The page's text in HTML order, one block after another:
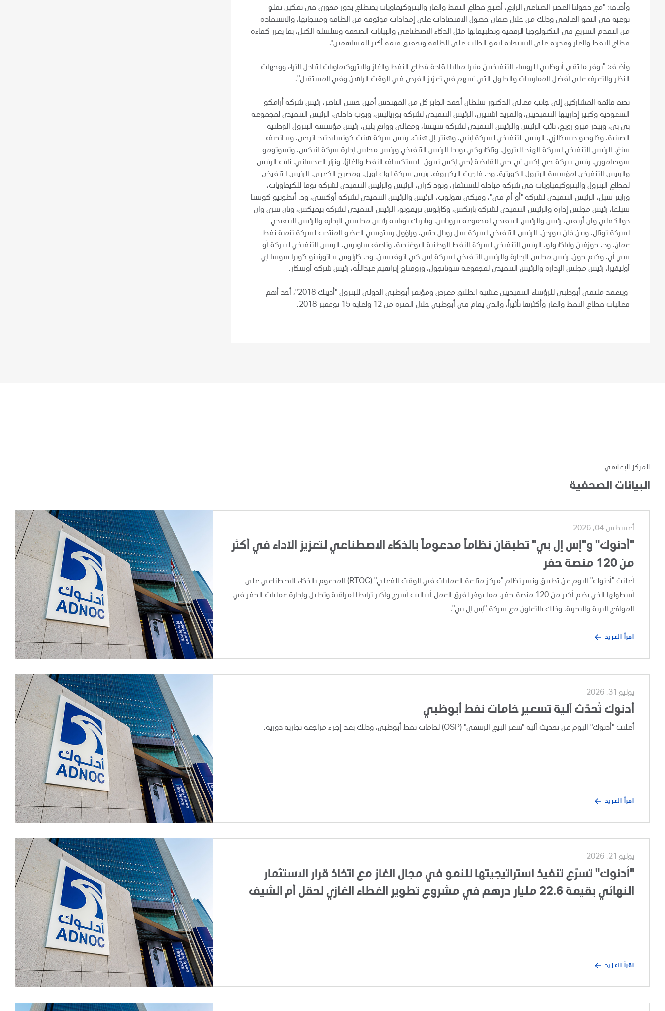
وأضاف: "مع دخولنا العصر الصناعي الرابع، أصبح قطاع النفط والغاز والبتروكيماويات يضطلع بدورٍ محوري في تمكينِ نقلةٍ
نوعية في النمو العالمي وذلك من خلال ضمان حصول الاقتصادات على إمدادات موثوقة من الطاقة ومنتجاتها، والاستفادة
من التقدم السريع في التكنولوجيا الرقمية وتطبيقاتها مثل الذكاء الاصطناعي والبيانات الضخمة وسلسلة الكتل، بما يعزز كفاءة
قطاع النفط والغاز وقدرته على الاستجابة لنمو الطلب على الطاقة وتحقيق قيمة أكبر للمساهمين".
وأضاف: "يوفر ملتقى أبوظبي للرؤساء التنفيذيين منبراً مثالياً لقادة قطاع النفط والغاز والبتروكيماويات لتبادل الآراء ووجهات
النظر والتعرف على أفضل الممارسات والحلول التي تسهم في تعزيز الفرص في الوقت الراهن وفي المستقبل".
تضم قائمة المشاركين إلى جانب معالي الدكتور سلطان أحمد الجابر كل من المهندس أمين حسن الناصر، رئيس شركة أرامكو
السعودية وكبير إدارييها التنفيذيين، والفريد اشتيرن، الرئيس التنفيذي لشركة بورياليس، وبوب دادلي، الرئيس التنفيذي لمجموعة
بي بي، وبيدر ميرو رويج، نائب الرئيس والرئيس التنفيذي لشركة سيبسا، ومعالي ووانغ يلين، رئيس مؤسسة البترول الوطنية
الصينية، وكلوديو ديسكالزي، الرئيس التنفيذي لشركة إيني، وهنتر إل هنت، رئيس شركة هنت كونسليدتيد انرجى، وسانجيف
سنغ، الرئيس التنفيذي لشركة الهند للبترول، وتاكايوكي يويدا الرئيس التنفيذي ورئيس مجلس إدارة شركة انبكس، وتسوتومو
سوجياموري، رئيس شركة جي إكس تي جي القابضة (جي إكس نيبون- لاستكشاف النفط والغاز)، ونزار العدساني، نائب الرئيس
والرئيس التنفيذي لمؤسسة البترول الكويتية، ود. فاجيت اليكبروف، رئيس شركة لوك أويل، ومصبح الكعبي، الرئيس التنفيذي
لقطاع البترول والبتروكيمياويات في شركة مبادلة للاستثمار، وتود كاران، الرئيس والرئيس التنفيذي لشركة نوفا للكيماويات،
وراينر سيل، الرئيس التنفيذي لشركة "أو أم في"، وفيكي هولوب، الرئيس والرئيس التنفيذي لشركة أوكسي، ود. أنطونيو كوستا
سيلفا، رئيس مجلس إدارة والرئيس التنفيذي لشركة بارتكس، وكارلوس تريفونو، الرئيس التنفيذي لشركة بيميكس، وتان سري وان
ذوالكفلي وان أريفين، رئيس والرئيس التنفيذي لمجموعة بتروناس، وباتريك بويانيه رئيس مجلسي الإدارة والرئيس التنفيذي
لشركة توتال، وبين فان بيوردن، الرئيس التنفيذي لشركة شل رويال دتش، وراؤول رستوسي العضو المنتدب لشركة تنمية نفط
عمان، ود. جوزفين واباكابولو، الرئيس التنفيذي لشركة النفط الوطنية اليوغندية، وناصف ساويرس، الرئيس التنفيذي لشركة أو
سي أي، وكيم جون، رئيس مجلس الإدارة والرئيس التنفيذي لشركة إس كي انوفيشين، ود. كارلوس ساتورنينو گويرا سوسا إي
أوليڤيرا، رئيس مجلس الإدارة والرئيس التنفيذي لمجموعة سونانجول، وروفناج إبراهيم عبدالله، رئيس شركة أوسكار.
وينعقد ملتقى أبوظبي للرؤساء التنفيذيين عشية انطلاق معرض ومؤتمر أبوظبي الدولي للبترول "أديبك 2018"، أحد أهم
فعاليات قطاع النفط والغاز وأكثرها تأثيراً، والذي يقام في أبوظبي خلال الفترة من 12 ولغاية 15 نوفمبر 2018.
المركز الإعلامي
البيانات الصحفية
أغسطس 04, 2026
"أدنوك" و"إس إل بي" تطبقان نظاماً مدعوماً بالذكاء الاصطناعي لتعزيز الأداء في أكثر
من 120 منصة حفر
أعلنت "أدنوك" اليوم عن تطبيق ونشر نظام "مركز متابعة العمليات في الوقت الفعلي" (RTOC) المدعوم بالذكاء الاصطناعي على
أسطولها الذي يضم أكثر من 120 منصة حفر، مما يوفر لفرق العمل أساليب أسرع وأكثر ترابطاً لمراقبة وتحليل وإدارة عمليات الحفر في
المواقع البرية والبحرية، وذلك بالتعاون مع شركة "إس إل بي".
اقرأ المزيد
يوليو 31, 2026
أدنوك تُحدّث آلية تسعير خامات نفط أبوظبي
أعلنت "أدنوك" اليوم عن تحديث آلية "سعر البيع الرسمي" (OSP) لخامات نفط أبوظبي، وذلك بعد إجراء مراجعة تجارية دورية.
اقرأ المزيد
يوليو 21, 2026
"أدنوك" تسرِّع تنفيذ استراتيجيتها للنمو في مجال الغاز مع اتخاذ قرار الاستثمار
النهائي بقيمة 22.6 مليار درهم في مشروع تطوير الغطاء الغازي لحقل أم الشيف
اقرأ المزيد